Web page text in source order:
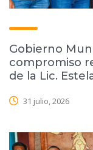
Gobierno
compromiso
de la Lic.
31 julio, 2026